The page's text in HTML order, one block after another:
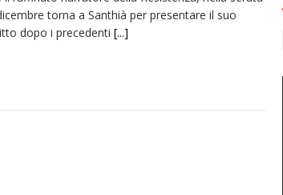
torna a Santhià per presentare il suo
dopo i precedenti [...]